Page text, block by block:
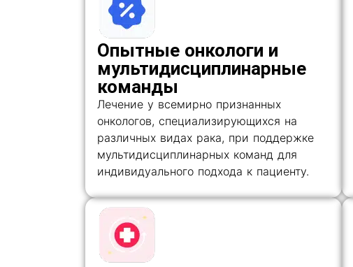
Опытные онкологи и
мультидисциплинарные
команды
Лечение у всемирно признанных
онкологов, специализирующихся на
различных видах рака, при поддержке
мультидисциплинарных команд для
индивидуального подхода к пациенту.